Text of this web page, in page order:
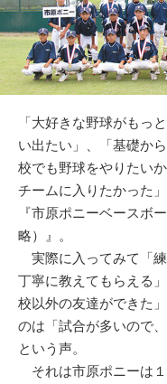
「大好きな野球がもっ
い出たい」、「基礎か
校でも野球をやりたい
チームに入りたかった
『市原ポニーベースボ
略）』。
実際に入ってみて「練
丁寧に教えてもらえる
校以外の友達ができた
のは「試合が多いので
という声。
それは市原ポニーは